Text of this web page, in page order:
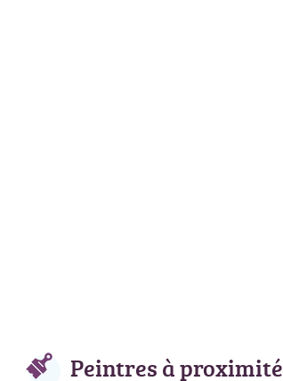
Peintres à proximité